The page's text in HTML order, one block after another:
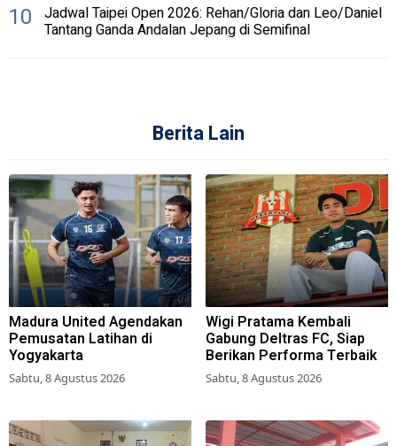
10 Jadwal Taipei Open 2026: Rehan/Gloria dan Leo/Daniel
Tantang Ganda Andalan Jepang di Semifinal
Berita Lain
Madura United Agendakan
Pemusatan Latihan di
Yogyakarta
Sabtu, 8 Agustus 2026
Wigi Pratama Kembali
Gabung Deltras FC, Siap
Berikan Performa Terbaik
Sabtu, 8 Agustus 2026